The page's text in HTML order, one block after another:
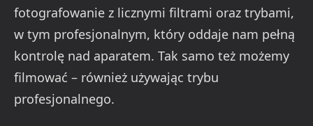
fotografowanie z licznymi filtrami oraz trybami,
w tym profesjonalnym, który oddaje nam pełną
kontrolę nad aparatem. Tak samo też możemy
filmować – również używając trybu
profesjonalnego.